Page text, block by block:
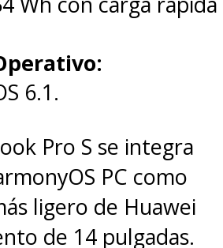
6.1.
Pro S se integra
PC como
ligero de Huawei
de 14 pulgadas.